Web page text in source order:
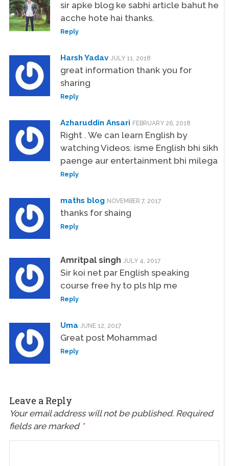
sir apke blog ke sabhi article bahut he
acche hote hai thanks.
Reply
Harsh Yadav JULY 11, 2018
great information thank you for
sharing
Reply
Azharuddin Ansari FEBRUARY 26, 2018
Right . We can learn English by
watching Videos. isme English bhi sikh
paenge aur entertainment bhi milega
Reply
maths blog NOVEMBER 7, 2017
thanks for shaing
Reply
Amritpal singh JULY 4, 2017
Sir koi net par English speaking
course free hy to pls hlp me
Reply
Uma JUNE 12, 2017
Great post Mohammad
Reply
Leave a Reply
Your email address will not be published. Required
fields are marked *